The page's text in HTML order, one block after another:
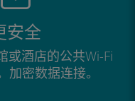
安全
或酒店的公共Wi-Fi
加密数据连接。